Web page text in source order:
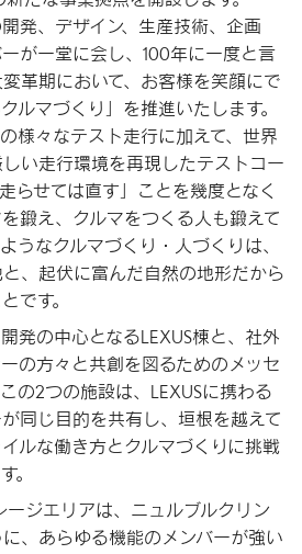
発、デザイン、生産技術、企画
が一堂に会し、100年に一度と言
革期において、お客様を笑顔にで
ルマづくり」を推進いたします。
様々なテスト走行に加えて、世界
い走行環境を再現したテストコー
らせては直す」ことを幾度となく
鍛え、クルマをつくる人も鍛えて
うなクルマづくり・人づくりは、
、起伏に富んだ自然の地形だから
です。
発の中心となるLEXUS棟と、社外
の方々と共創を図るためのメッセ
の2つの施設は、LEXUSに携わる
同じ目的を共有し、垣根を越えて
ルな働き方とクルマづくりに挑戦
。
ージエリアは、ニュルブルクリン
、あらゆる機能のメンバーが強い